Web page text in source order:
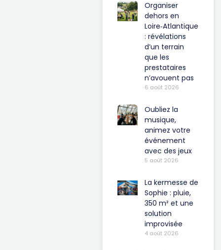
Organiser
dehors en
Loire‑Atlantique
: révélations
d’un terrain
que les
prestataires
n’avouent pas
6 août 2026
Oubliez la
musique,
animez votre
événement
avec des jeux
5 août 2026
La kermesse de
Sophie : pluie,
350 m² et une
solution
improvisée
4 août 2026